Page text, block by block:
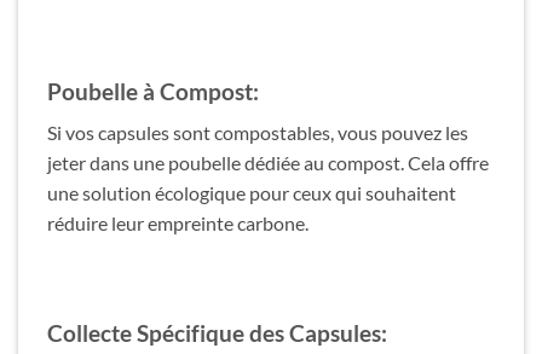
Poubelle à Compost:
Si vos capsules sont compostables, vous pouvez les
jeter dans une poubelle dédiée au compost. Cela offre
une solution écologique pour ceux qui souhaitent
réduire leur empreinte carbone.
Collecte Spécifique des Capsules: